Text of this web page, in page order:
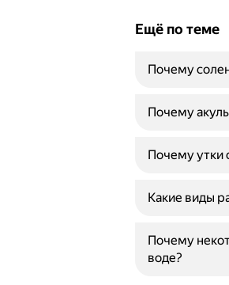
Ещё по теме
Почему
Почему
Почему утки
Какие виды
Почему
воде?